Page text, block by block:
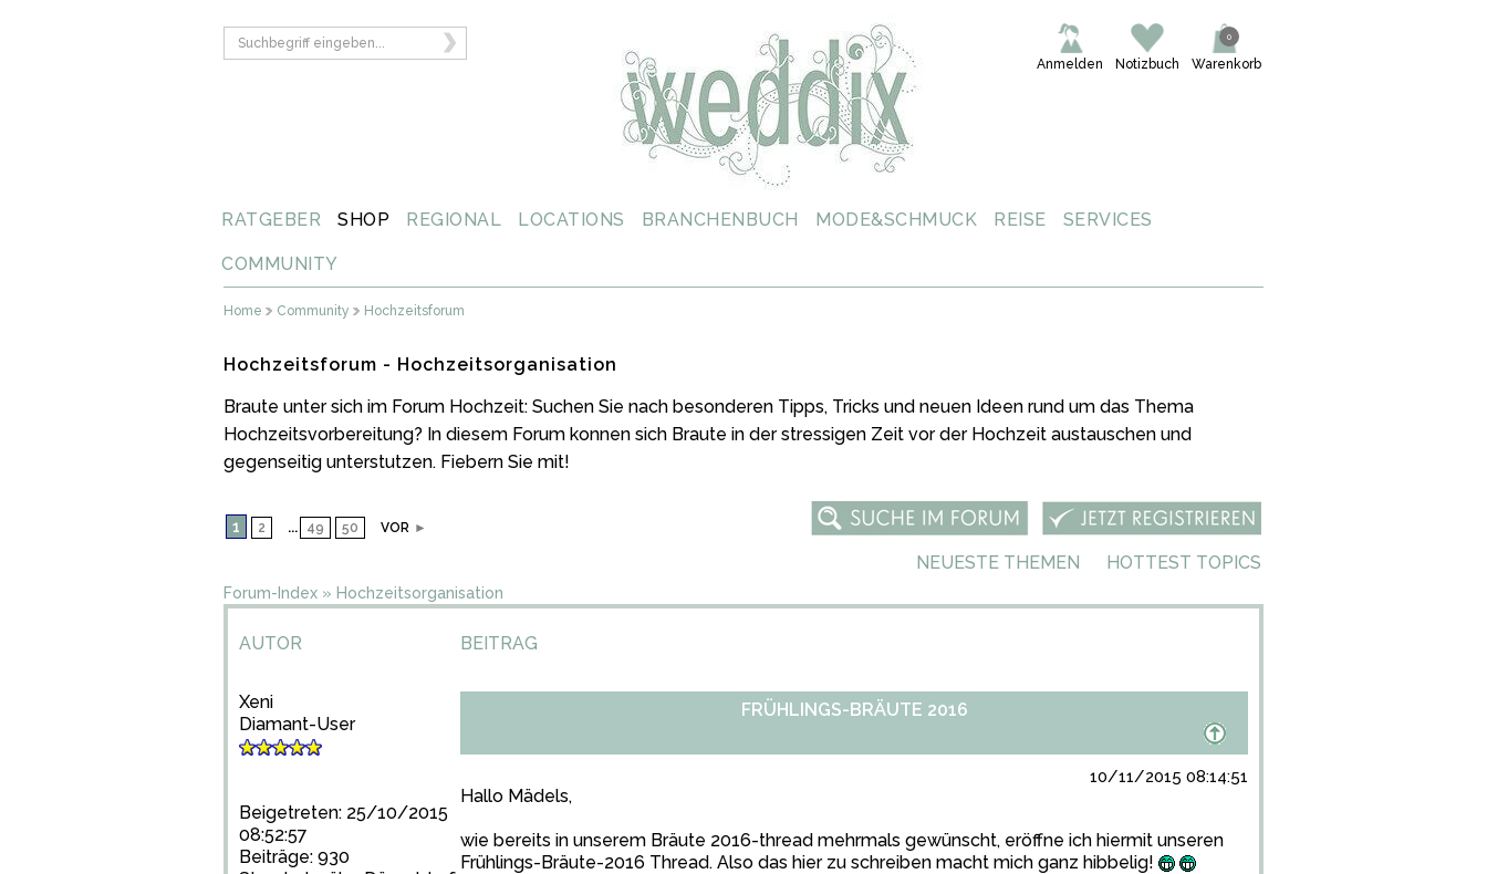
Warenkorb
0
Notizbuch
Anmelden
RATGEBER SHOP REGIONAL LOCATIONS BRANCHENBUCH MODE&SCHMUCK REISE SERVICES
COMMUNITY
Home Community Hochzeitsforum
Hochzeitsforum - Hochzeitsorganisation
Braute unter sich im Forum Hochzeit: Suchen Sie nach besonderen Tipps, Tricks und neuen Ideen rund um das Thema
Hochzeitsvorbereitung? In diesem Forum konnen sich Braute in der stressigen Zeit vor der Hochzeit austauschen und
gegenseitig unterstutzen. Fiebern Sie mit!
1 2 ... 49 50 VOR ►
NEUESTE THEMEN HOTTEST TOPICS
Forum-Index » Hochzeitsorganisation
AUTOR BEITRAG
Xeni
Diamant-User
Beigetreten: 25/10/2015
08:52:57
Beiträge: 930
FRÜHLINGS-BRÄUTE 2016
10/11/2015 08:14:51
Hallo Mädels,
wie bereits in unserem Bräute 2016-thread mehrmals gewünscht, eröffne ich hiermit unseren
Frühlings-Bräute-2016 Thread. Also das hier zu schreiben macht mich ganz hibbelig!